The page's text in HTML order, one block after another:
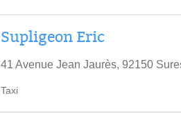
Supligeon Eric
41 Avenue Jean Jaurès, 92150
Taxi